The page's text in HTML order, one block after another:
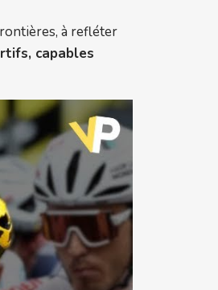
à refléter
capables